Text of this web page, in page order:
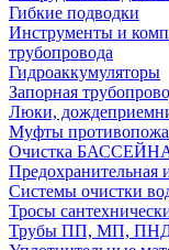
Гибкие подводки
Инструменты и
трубопровода
Гидроаккумуляторы
Запорная
Люки,
Муфты
Очистка
Предохранительная
Системы очистки
Тросы
Трубы ПП, МП,